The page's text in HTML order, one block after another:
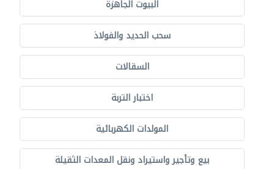
البيوت الجاهزة
سحب الحديد والفولاذ
السقالات
اختبار التربة
المولدات الكهربائية
بيع وتأجير واستيراد ونقل المعدات الثقيلة